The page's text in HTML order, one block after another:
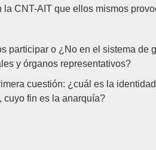
CNT-AIT que ellos mismos
participar o ¿No en el sistema de
y órganos representativos?
cuestión: ¿cuál es la
cuyo fin es la anarquía?